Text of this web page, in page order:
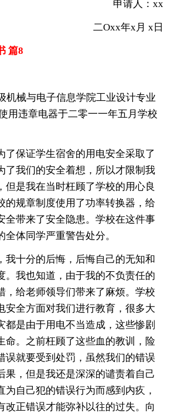
申请人：xx
二Oxx年x月 x日
篇8
械与电子信息学院工业设计专业
用违章电器于二零一一年五月学校
保证学生宿舍的用电安全采取了
了我们的安全着想，所以才限制我
但是我在当时枉顾了学校的用心良
的规章制度使用了功率转换器，给
全带来了安全隐患。学校在这件事
体同学严重警告处分。
十分的后悔，后悔自己的无知和
。我也知道，由于我的不负责任的
，给老师领导们带来了麻烦。学校
安全方面对我们进行教育，很多大
都是由于用电不当造成，这些惨剧
命。之前枉顾了这些血的教训，险
误就要受到处罚，虽然我们的错误
果，但是我还是深深的谴责着自己
为自己犯的错误行为而感到内疚，
改正错误才能弥补以往的过失。向